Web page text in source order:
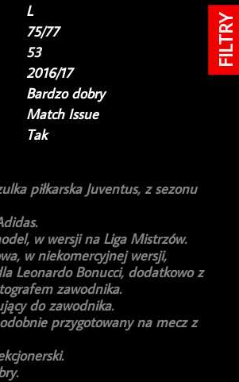
L
75/77
53
2016/17
Bardzo dobry
Match Issue
Tak
piłkarska Juventus, z sezonu
w wersji na Liga Mistrzów.
w niekomercyjnej wersji,
Leonardo Bonucci, dodatkowo z
zawodnika.
do zawodnika.
przygotowany na mecz z
FILTRY